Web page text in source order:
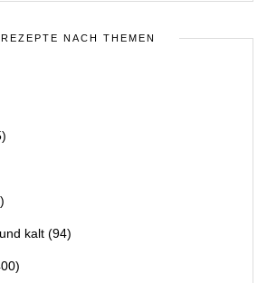
NACH THEMEN
kalt (94)